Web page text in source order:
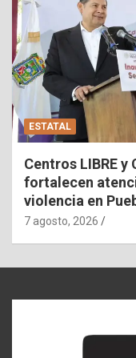
ESTATAL
Centros LIBRE y
fortalecen
violencia en
7 agosto, 2026